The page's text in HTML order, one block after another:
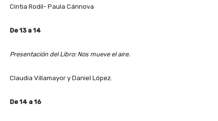
Cintia Rodil- Paula Cánnova
De 13 a 14
Presentación del Libro: Nos mueve el aire.
Claudia Villamayor y Daniel López.
De 14 a 16